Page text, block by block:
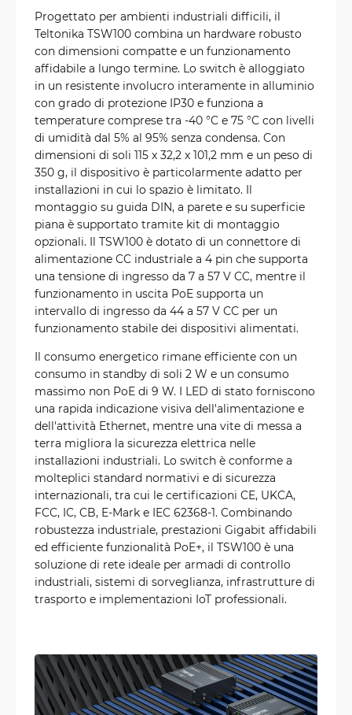
Progettato per ambienti industriali difficili, il
Teltonika TSW100 combina un hardware robusto
con dimensioni compatte e un funzionamento
affidabile a lungo termine. Lo switch è alloggiato
in un resistente involucro interamente in alluminio
con grado di protezione IP30 e funziona a
temperature comprese tra -40 °C e 75 °C con livelli
di umidità dal 5% al 95% senza condensa. Con
dimensioni di soli 115 x 32,2 x 101,2 mm e un peso di
350 g, il dispositivo è particolarmente adatto per
installazioni in cui lo spazio è limitato. Il
montaggio su guida DIN, a parete e su superficie
piana è supportato tramite kit di montaggio
opzionali. Il TSW100 è dotato di un connettore di
alimentazione CC industriale a 4 pin che supporta
una tensione di ingresso da 7 a 57 V CC, mentre il
funzionamento in uscita PoE supporta un
intervallo di ingresso da 44 a 57 V CC per un
funzionamento stabile dei dispositivi alimentati.
Il consumo energetico rimane efficiente con un
consumo in standby di soli 2 W e un consumo
massimo non PoE di 9 W. I LED di stato forniscono
una rapida indicazione visiva dell'alimentazione e
dell'attività Ethernet, mentre una vite di messa a
terra migliora la sicurezza elettrica nelle
installazioni industriali. Lo switch è conforme a
molteplici standard normativi e di sicurezza
internazionali, tra cui le certificazioni CE, UKCA,
FCC, IC, CB, E-Mark e IEC 62368-1. Combinando
robustezza industriale, prestazioni Gigabit affidabili
ed efficiente funzionalità PoE+, il TSW100 è una
soluzione di rete ideale per armadi di controllo
industriali, sistemi di sorveglianza, infrastrutture di
trasporto e implementazioni IoT professionali.